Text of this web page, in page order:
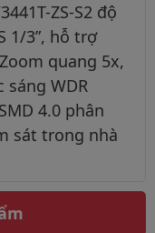
ZS-S2 độ
1/3”, hỗ trợ
quang 5x,
WDR
4.0 phân
sát trong nhà